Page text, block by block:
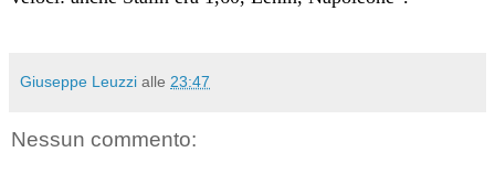
Giuseppe Leuzzi alle 23:47
Nessun commento: